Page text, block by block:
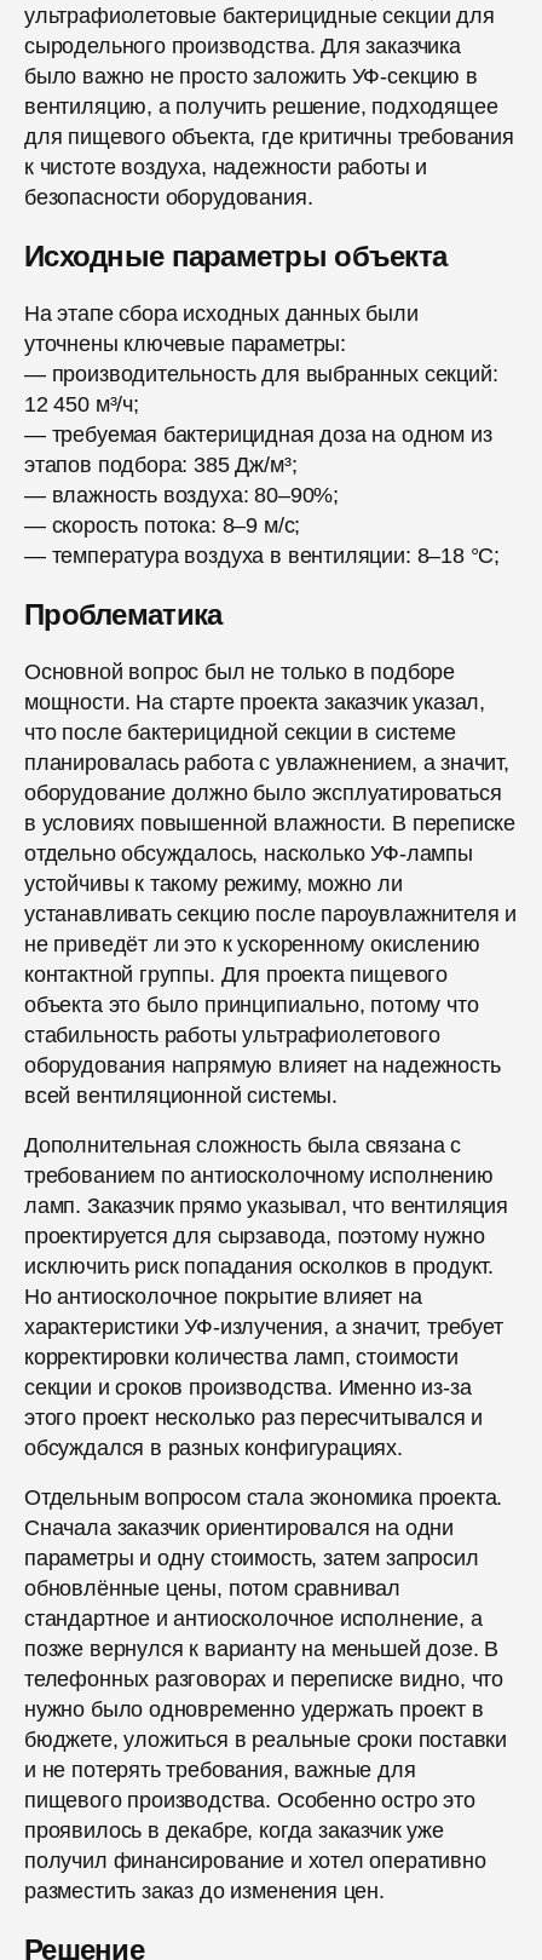
ультрафиолетовые бактерицидные секции для
сыродельного производства. Для заказчика
было важно не просто заложить УФ-секцию в
вентиляцию, а получить решение, подходящее
для пищевого объекта, где критичны требования
к чистоте воздуха, надежности работы и
безопасности оборудования.
Исходные параметры объекта
На этапе сбора исходных данных были
уточнены ключевые параметры:
— производительность для выбранных секций:
12 450 м³/ч;
— требуемая бактерицидная доза на одном из
этапов подбора: 385 Дж/м³;
— влажность воздуха: 80–90%;
— скорость потока: 8–9 м/с;
— температура воздуха в вентиляции: 8–18 °C;
Проблематика
Основной вопрос был не только в подборе
мощности. На старте проекта заказчик указал,
что после бактерицидной секции в системе
планировалась работа с увлажнением, а значит,
оборудование должно было эксплуатироваться
в условиях повышенной влажности. В переписке
отдельно обсуждалось, насколько УФ-лампы
устойчивы к такому режиму, можно ли
устанавливать секцию после пароувлажнителя и
не приведёт ли это к ускоренному окислению
контактной группы. Для проекта пищевого
объекта это было принципиально, потому что
стабильность работы ультрафиолетового
оборудования напрямую влияет на надежность
всей вентиляционной системы.
Дополнительная сложность была связана с
требованием по антиосколочному исполнению
ламп. Заказчик прямо указывал, что вентиляция
проектируется для сырзавода, поэтому нужно
исключить риск попадания осколков в продукт.
Но антиосколочное покрытие влияет на
характеристики УФ-излучения, а значит, требует
корректировки количества ламп, стоимости
секции и сроков производства. Именно из-за
этого проект несколько раз пересчитывался и
обсуждался в разных конфигурациях.
Отдельным вопросом стала экономика проекта.
Сначала заказчик ориентировался на одни
параметры и одну стоимость, затем запросил
обновлённые цены, потом сравнивал
стандартное и антиосколочное исполнение, а
позже вернулся к варианту на меньшей дозе. В
телефонных разговорах и переписке видно, что
нужно было одновременно удержать проект в
бюджете, уложиться в реальные сроки поставки
и не потерять требования, важные для
пищевого производства. Особенно остро это
проявилось в декабре, когда заказчик уже
получил финансирование и хотел оперативно
разместить заказ до изменения цен.
Решение